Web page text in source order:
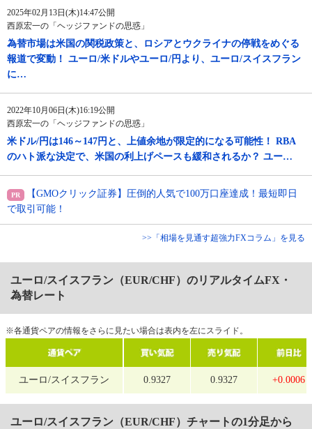
2025年02月13日(木)14:47公開
西原宏一の「ヘッジファンドの思惑」
為替市場は米国の関税政策と、ロシアとウクライナの停戦をめぐる
報道で変動！ ユーロ/米ドルやユーロ/円より、ユーロ/スイスフラン
に…
2022年10月06日(木)16:19公開
西原宏一の「ヘッジファンドの思惑」
米ドル/円は146～147円と、上値余地が限定的になる可能性！ RBA
のハト派な決定で、米国の利上げペースも緩和されるか？ ユー…
【GMOクリック証券】圧倒的人気で100万口座達成！最短即日
で取引可能！
>>「相場を見通す超強力FXコラム」を見る
ユーロ/スイスフラン（EUR/CHF）のリアルタイムFX・
為替レート
※各通貨ペアの情報をさらに見たい場合は表内を左にスライド。
ユーロ/スイスフラン 0.9327 0.9327 +0.0006
ユーロ/スイスフラン（EUR/CHF） チャートの1分足から